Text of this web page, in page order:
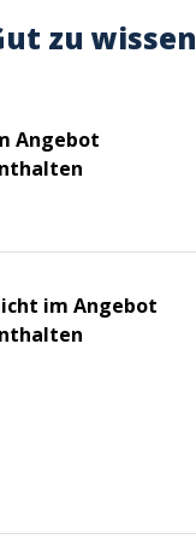
zu wissen
Angebot
im Angebot